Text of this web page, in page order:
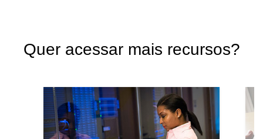
Quer acessar mais recursos?